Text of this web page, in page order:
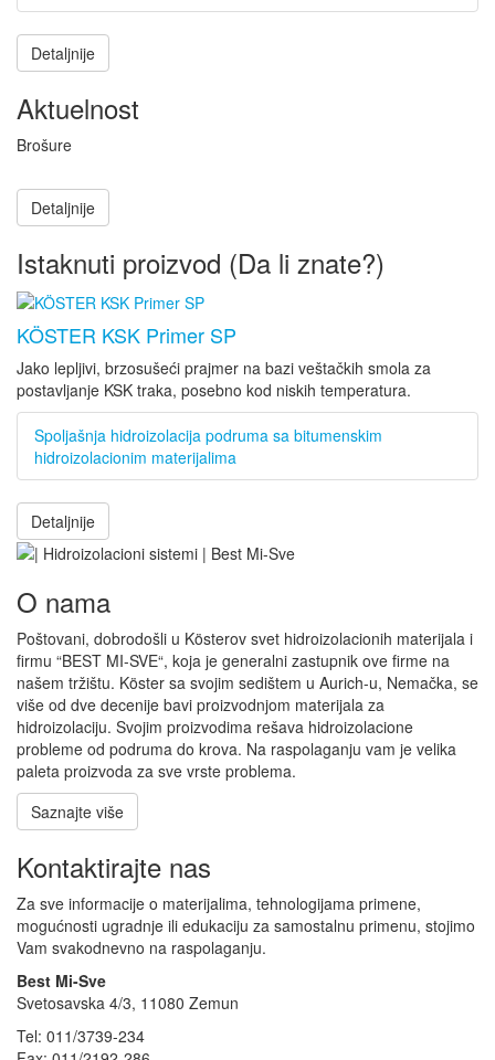
Detaljnije
Aktuelnost
Brošure
Detaljnije
Istaknuti proizvod (Da li znate?)
KÖSTER KSK Primer SP
Jako lepljivi, brzosušeći prajmer na bazi veštačkih smola za
postavljanje KSK traka, posebno kod niskih temperatura.
Spoljašnja hidroizolacija podruma sa bitumenskim
hidroizolacionim materijalima
Detaljnije
O nama
Poštovani, dobrodošli u Kösterov svet hidroizolacionih materijala i
firmu “BEST MI-SVE“, koja je generalni zastupnik ove firme na
našem tržištu. Köster sa svojim sedištem u Aurich-u, Nemačka, se
više od dve decenije bavi proizvodnjom materijala za
hidroizolaciju. Svojim proizvodima rešava hidroizolacione
probleme od podruma do krova. Na raspolaganju vam je velika
paleta proizvoda za sve vrste problema.
Saznajte više
Kontaktirajte nas
Za sve informacije o materijalima, tehnologijama primene,
mogućnosti ugradnje ili edukaciju za samostalnu primenu, stojimo
Vam svakodnevno na raspolaganju.
Best Mi-Sve
Svetosavska 4/3, 11080 Zemun
Tel: 011/3739-234